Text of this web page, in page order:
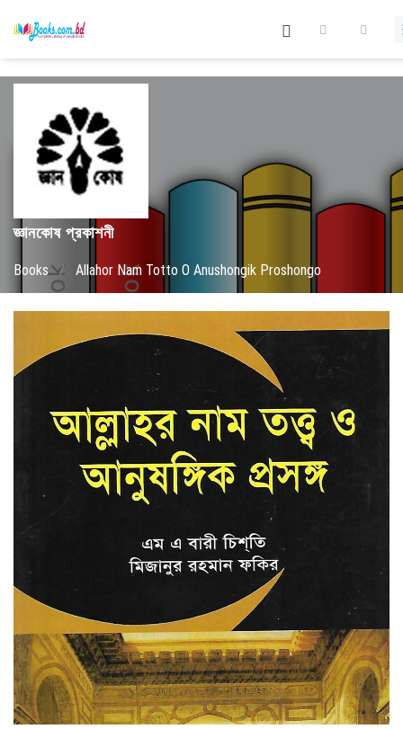
জ্ঞানকোষ প্রকাশনী
Books / Allahor Nam Totto O Anushongik Proshongo